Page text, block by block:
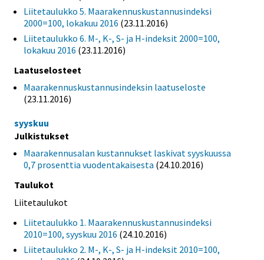
Liitetaulukko 5. Maarakennuskustannusindeksi
2000=100, lokakuu 2016 (23.11.2016)
Liitetaulukko 6. M-, K-, S- ja H-indeksit 2000=100,
lokakuu 2016 (23.11.2016)
Laatuselosteet
Maarakennuskustannusindeksin laatuseloste
(23.11.2016)
syyskuu
Julkistukset
Maarakennusalan kustannukset laskivat syyskuussa
0,7 prosenttia vuodentakaisesta (24.10.2016)
Taulukot
Liitetaulukot
Liitetaulukko 1. Maarakennuskustannusindeksi
2010=100, syyskuu 2016 (24.10.2016)
Liitetaulukko 2. M-, K-, S- ja H-indeksit 2010=100,